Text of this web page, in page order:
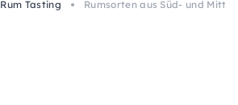
Rum Tasting Rumsorten aus Süd- und